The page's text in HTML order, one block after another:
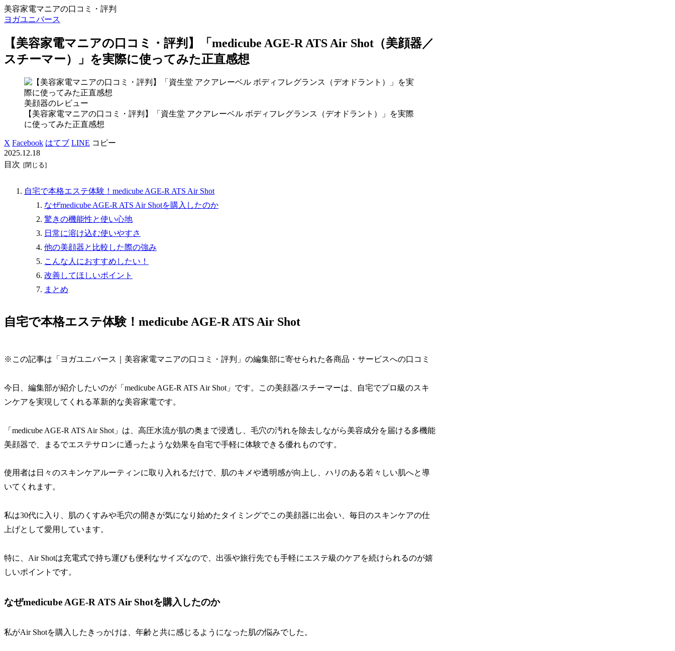
美容家電マニアの口コミ・評判
ヨガユニバース
【美容家電マニアの口コミ・評判】「medicube AGE-R ATS Air Shot（美顔器／
スチーマー）」を実際に使ってみた正直感想
美顔器のレビュー
【美容家電マニアの口コミ・評判】「資生堂 アクアレーベル ボディフレグランス（デオドラント）」を実際
に使ってみた正直感想
X Facebook はてブ LINE コピー
2025.12.18
目次
自宅で本格エステ体験！medicube AGE-R ATS Air Shot
なぜmedicube AGE-R ATS Air Shotを購入したのか
驚きの機能性と使い心地
日常に溶け込む使いやすさ
他の美顔器と比較した際の強み
こんな人におすすめしたい！
改善してほしいポイント
まとめ
自宅で本格エステ体験！medicube AGE-R ATS Air Shot
※この記事は「ヨガユニバース｜美容家電マニアの口コミ・評判」の編集部に寄せられた各商品・サービスへの口コミ
今日、編集部が紹介したいのが「medicube AGE-R ATS Air Shot」です。この美顔器/スチーマーは、自宅でプロ級のスキ
ンケアを実現してくれる革新的な美容家電です。
「medicube AGE-R ATS Air Shot」は、高圧水流が肌の奥まで浸透し、毛穴の汚れを除去しながら美容成分を届ける多機能
美顔器で、まるでエステサロンに通ったような効果を自宅で手軽に体験できる優れものです。
使用者は日々のスキンケアルーティンに取り入れるだけで、肌のキメや透明感が向上し、ハリのある若々しい肌へと導
いてくれます。
私は30代に入り、肌のくすみや毛穴の開きが気になり始めたタイミングでこの美顔器に出会い、毎日のスキンケアの仕
上げとして愛用しています。
特に、Air Shotは充電式で持ち運びも便利なサイズなので、出張や旅行先でも手軽にエステ級のケアを続けられるのが嬉
しいポイントです。
なぜmedicube AGE-R ATS Air Shotを購入したのか
私がAir Shotを購入したきっかけは、年齢と共に感じるようになった肌の悩みでした。